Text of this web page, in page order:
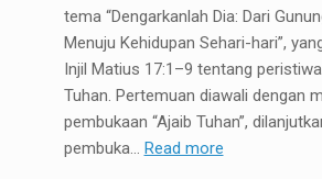
tema “Dengarkanlah Dia: Dari
Menuju Kehidupan Sehari-hari”,
Injil Matius 17:1–9 tentang
Tuhan. Pertemuan diawali dengan
pembukaan “Ajaib Tuhan”,
pembuka… Read more: